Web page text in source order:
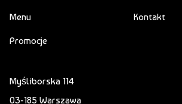
Menu
Promocje
Kontakt
Myśliborska 114
03-185 Warszawa